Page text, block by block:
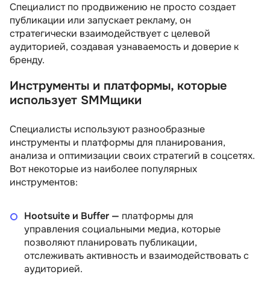
Специалист по продвижению не просто создает
публикации или запускает рекламу, он
стратегически взаимодействует с целевой
аудиторией, создавая узнаваемость и доверие к
бренду.
Инструменты и платформы, которые
использует SMMщики
Специалисты используют разнообразные
инструменты и платформы для планирования,
анализа и оптимизации своих стратегий в соцсетях.
Вот некоторые из наиболее популярных
инструментов:
Hootsuite и Buffer — платформы для
управления социальными медиа, которые
позволяют планировать публикации,
отслеживать активность и взаимодействовать с
аудиторией.